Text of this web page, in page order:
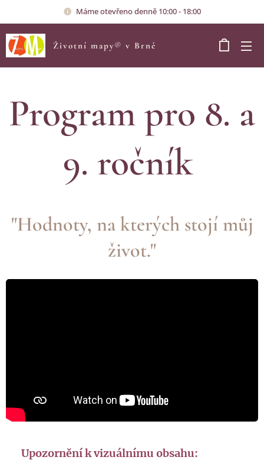
Máme otevřeno denně 10:00 - 18:00
Životní mapy® v Brně
Program pro 8. a
9. ročník
"Hodnoty, na kterých stojí můj
život."
📹 Upozornění k vizuálnímu obsahu: